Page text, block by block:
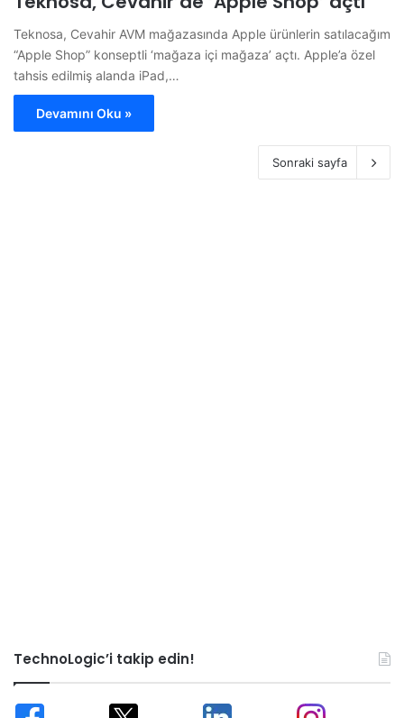
Teknosa, Cevahir AVM mağazasında Apple ürünlerin satılacağım
“Apple Shop” konseptli ‘mağaza içi mağaza’ açtı. Apple’a özel
tahsis edilmiş alanda iPad,…
Devamını Oku »
Sonraki sayfa
TechnoLogic’i takip edin!